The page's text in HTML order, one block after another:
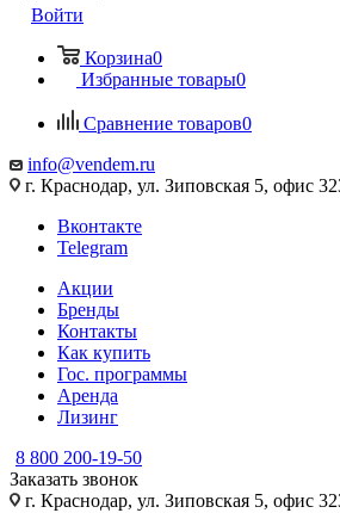
Войти
Корзина0
Избранные товары0
Сравнение товаров0
info@vendem.ru
г. Краснодар, ул. Зиповская 5, офис
Вконтакте
Telegram
Акции
Бренды
Контакты
Как купить
Гос. программы
Аренда
Лизинг
8 800 200-19-50
Заказать звонок
г. Краснодар, ул. Зиповская 5, офис